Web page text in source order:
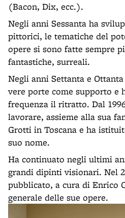
(Bacon, Dix, ecc.).
Negli anni Sessanta ha
pittorici, le tematiche del
opere si sono fatte sempre
fantastiche, surreali.
Negli anni Settanta e
vere porte come supporto e
frequenza il ritratto. Dal
lavorare, assieme alla sua
Grotti in Toscana e ha
suo nome.
Ha continuato negli ultimi
grandi dipinti visionari. Nel
pubblicato, a cura di Enrico
generale delle sue opere.